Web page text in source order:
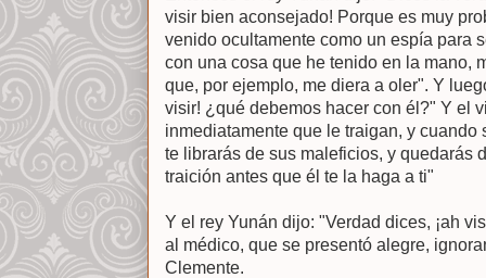
visir bien aconsejado! Porque es muy
venido ocultamente como un espía para
con una cosa que he tenido en la mano,
que, por ejemplo, me diera a oler". Y
visir! ¿qué debemos hacer con él?" Y el
inmediatamente que le traigan, y
te librarás de sus maleficios, y quedarás
traición antes que él te la haga a ti"
Y el rey Yunán dijo: "Verdad dices, ¡ah
al médico, que se presentó alegre,
Clemente.